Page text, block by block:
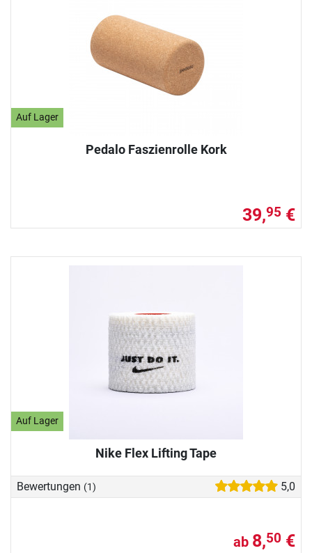
Auf Lager
Pedalo Faszienrolle Kork
39,95 €
Auf Lager
Nike Flex Lifting Tape
Bewertungen (1) 5,0
ab 8,50 €